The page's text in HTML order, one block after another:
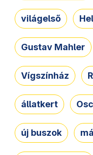
világelső
Gustav Mahler
Vígszínház
állatkert
új buszok